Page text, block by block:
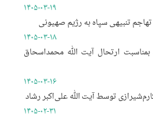
۱۴۰۵-۰۳-۱۹
تنبیهی سپاه به رژیم صهیونی
۱۴۰۵-۰۳-۱۸
ارتحال آیت الله محمداسحاق
۱۴۰۵-۰۳-۱۶
توسط آیت الله علی‌اکبر رشاد
۱۴۰۵-۰۲-۳۱